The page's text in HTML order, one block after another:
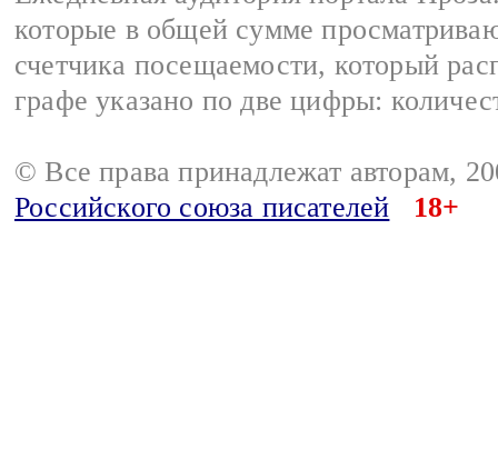
которые в общей сумме
счетчика посещаемости, который
графе указано по две цифры:
© Все права принадлежат авторам,
Российского союза писателей
18+